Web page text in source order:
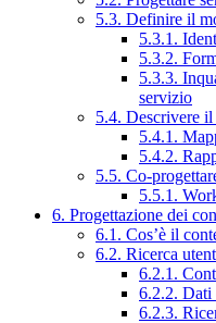
5.3. Definire il
5.3.1.
5.3.2.
5.3.3.
servizio
5.4. Descrivere
5.4.1.
5.4.2.
5.5. Co-
5.5.1.
6. Progettazione dei
6.1. Cos’è il
6.2. Ricerca
6.2.1.
6.2.2. Dati
6.2.3.